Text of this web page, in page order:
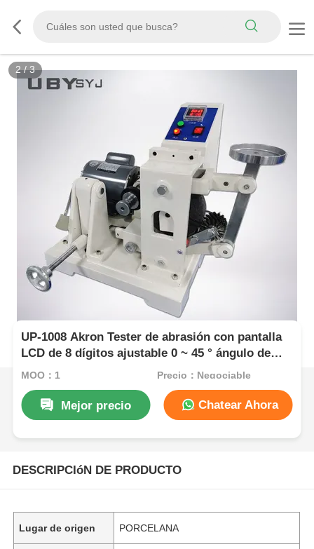
3/3
UP-1008 Akron Tester de abrasión con pantalla
LCD de 8 dígitos ajustable 0 ~ 45 ° ángulo de
inclinación y doble 2LB 6LB pesos de carga
MOQ：1 Precio：Negociable
Mejor precio Chatear Ahora
DESCRIPCIóN DE PRODUCTO
Lugar de origen PORCELANA